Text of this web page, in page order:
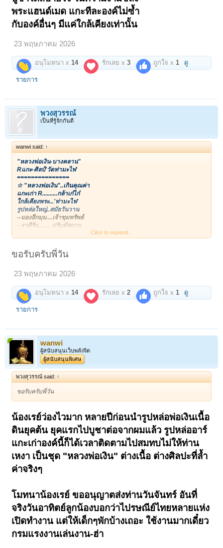
พระแฮนด์เมด แกะทีละองค์ไม่ซ้ำ
กับองค์อื่นๆ มีแค่ใกล้เคียงเท่านั้น
23 พฤษภาคม 2026
อนุโมทนา x 14 รักเลย x3 ถูกใจ x 1 ดู
รายการ
พวงสุวรรณ์
เป็นที่รู้จักกันดี
wanwi said: ↑
"หลวงพ่อเงิน-บางคลาน"
Rแกะ-ศิลป์'วัดท่ามะไฟ'
===============
☆ "หลวงพ่อเงิน"..เกินคุณค่า
แกะเก่า R..........กล้าเก๋ไก๋
ใกล้เคียงพระ...'ท่ามะไฟ'
รูปหล่อใหญ่..สมัยวันวาน
--มองอีกมุม....เจ้าขุมทรัพย์
--ราศีรับ.........ปรับพัสถาน
~~~~~~~~~~~~~~
โดย "อาจารย์แจ๊ะ" ศิษย์รูปหนึ่งของท่านในปี 2453 และยังมีตำนานตำช้า
รัชกาลที่ ๖
เมื่อพระหลวงพ่อเงิน วัดท่ามะไฟ มีข่าวแตกกรุ จึงฮือฮาเป็นเรื่องธรรมดา แต่
บางกระแสยืนยันพระกรุนี้ไม่ได้แตก แต่ "ท่ามะไฟ" มีรูปหล่อ "หลวงพ่อเงิน"
ตำนานตำช้าและเรื่องเล่าเพื่อขายพระของเหล่าพุทธพาณิชย์ ก็โปรดใช้
สมองคิดและไตร่ตรอง อย่าฟังนิทานชวนปวดเศียรเวียนกบาล เจอพระวัดนี้
กรุนี้ ก็พึงพิจารณาเอาเองว่า สมควรเก็บบูชาหรือไม่?
ถึงอย่างไร...คำว่า "หลวงพ่อเงิน" กับมหาบารมีเหลือล้น ล้วนเป็นมหามงคล
ขอเพียงเป็นรูปองค์ท่าน ผ่านพิธีถูกต้อง อัญเชิญท่านรับรู้ ก็ศักดิ์สิทธิ์ไม่ต้อง
สำหรับ รูปเหมือน "อาร์แกะ"องค์นี้ ก็แปลกตาอย่างยิ่ง ที่แกะด้วยรูปแบบ
ศิลปะเด่นชัดมาก โดยเฉพาะ "ด้านหลัง" จึงสันนิษฐานได้ว่า พระที่วัดใช้รูป
หล่อใหญ่ที่วัดเป็นแบบ แล้วให้ช่างแกะเฉพาะองค์แจกจ่ายกันในหมู่ลูกศิษย์
สร้างเมื่อใด? ใครทำ? ไม่ขอชี้ชัด แต่เปิดกรุเปิดกล่องเจอแล้ว ก็นำมอบร่วม
บุญให้มีความสุขในการเก็บรักษาและบูชา...
=======2,500=======
"อาร์เก่า" มีคราบแป้งจากการแช่น้ำมนต์ในโถ เพื่อตักอาบเป็นศิริมงคล
เป็นแป้งเจิมช่วงสงกรานต์ ผ่านการแช่นานปีพอสมควร
ขนาดองค์ท่าน ฐานเกือบ 1 นิ้ว ความสูงหย่อน 1.5 นิ้วนิดหน่อย สวยงาม
กำลังดี ฐานล่างตั้งองค์ได้ และมี "จาร"
เปิดดูไฟล์ 6671583
เชิงช่างด้านหลังทั้งสังฆาฏิพาดยาวกับริ้วจีวร ถอดศิลปะรูปหล่อ "วัดท่า
Click to expand...
ขอรับครับพี่วัน
23 พฤษภาคม 2026
อนุโมทนา x 14 รักเลย x2 ถูกใจ x 1 ดู
รายการ
wanwi
ผู้สนับสนุนเว็บพลังจิต
ผู้สนับสนุนพิเศษ
พวงสุวรรณ์ said: ↑
ขอรับครับพี่วัน
น้องเรย์ว่องไวมาก หลายปีก่อนนำรูปหล่อพ่อเงินเนื้อ
ดินยุคต้น ยุคแรกไปบูชาต่อจากผมแล้ว รูปหล่ออาร์
แกะเก่าองค์นี้ก็ได้เวลาติดตามไปสมทบไม่ให้ท่าน
เหงา เป็นชุด "หลวงพ่อเงิน" ต่างเนื้อ ต่างศิลปะที่ล้ำ
ค่าจริงๆ
โมทนาน้องเรย์ ขออนุญาตส่งท่านวันจันทร์ อันที่
จริงวันอาทิตย์ลูกน้องบอกว่าไปรษณีย์ไทยหลายแห่ง
เปิดทำงาน แต่ให้เด็กๆพักบ้างเถอะ ใช้งานมากเดี๋ยว
กรมแรงงานเล่นงาน-ฮ่า